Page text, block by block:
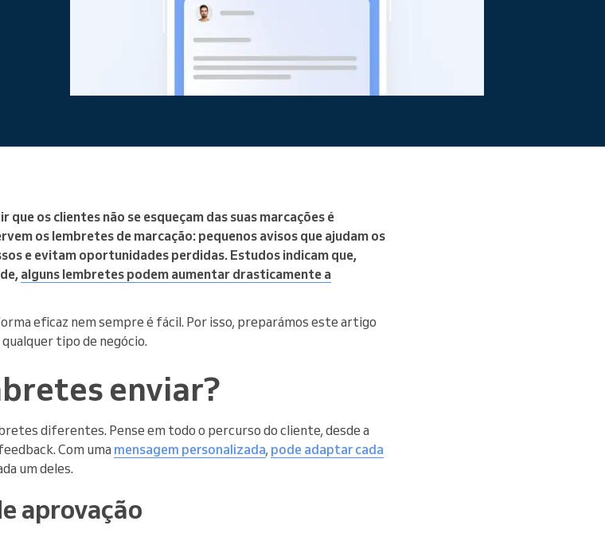
os clientes não se esqueçam das suas marcações é
os lembretes de marcação: pequenos avisos que ajudam os
e evitam oportunidades perdidas. Estudos indicam que,
alguns lembretes podem aumentar drasticamente a
eficaz nem sempre é fácil. Por isso, preparámos este artigo
tipo de negócio.
enviar?
diferentes. Pense em todo o percurso do cliente, desde a
Com uma mensagem personalizada, pode adaptar cada
um deles.
aprovação